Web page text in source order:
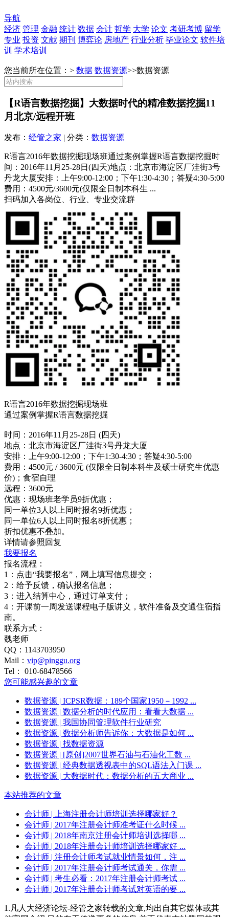
导航
经济 管理 金融 统计 数据 会计 哲学 大学 论文 考研考博 留学
专业 投资 文献 期刊 博弈论 房地产 行业分析 毕业论文 软件培
训 学术培训
您当前所在位置：> 数据 数据资源>>数据资源
【R语言数据挖掘】大数据时代的精准数据挖掘11
月北京/远程开班
发布： 经管之家 | 分类： 数据资源
R语言2016年数据挖掘现场班通过案例掌握R语言数据挖掘时
间：2016年11月25-28日(四天)地点：北京市海淀区厂洼街3号
丹龙大厦安排：上午9:00-12:00；下午1:30-4:30；答疑4:30-5:00
费用：4500元/3600元(仅限全日制本科生 ...
扫码加入各岗位、行业、专业交流群
R语言2016年数据挖掘现场班
通过案例掌握R语言数据挖掘
时间 ：2016年11月25-28日 (四天)
地点：北京市海淀区厂洼街3号丹龙大厦
安排：上午9:00-12:00；下午1:30-4:30；答疑4:30-5:00
费用：4500元 / 3600元 (仅限全日制本科生及硕士研究生优惠
价)；食宿自理
远程：3600元
优惠：现场班老学员9折优惠；
同一单位3人以上同时报名9折优惠；
同一单位6人以上同时报名8折优惠；
折扣优惠不叠加。
详情请参照回复
我要报名
报名流程：
1：点击“我要报名”，网上填写信息提交；
2：给予反馈，确认报名信息；
3：进入结算中心，通过订单支付；
4：开课前一周发送课程电子版讲义，软件准备及交通住宿指
南。
联系方式：
魏老师
QQ：1143703950
Mail： vip@pinggu.org
Tel： 010-68478566
您可能感兴趣的文章
数据资源 | ICPSR数据：189个国家1950－1992 ...
数据资源 | 数据分析的时代应用：看看大数据 ...
数据资源 | 我国协同管理软件行业研究
数据资源 | 数据分析师告诉你：大数据是如何 ...
数据资源 | 找数据资源
数据资源 | [原创]2007世界石油与石油化工数 ...
数据资源 | 经典数据透视表中的SQL语法入门课 ...
数据资源 | 大数据时代：数据分析的五大商业 ...
本站推荐的文章
会计师 | 上海注册会计师培训选择哪家好？
会计师 | 2017年注册会计师准考证什么时候 ...
会计师 | 2018年南京注册会计师培训选择哪 ...
会计师 | 2018年注册会计师培训选择哪家好 ...
会计师 | 注册会计师考试就业情景如何，注 ...
会计师 | 2017年注册会计师考试通关，你需 ...
会计师 | 考生必看：2017年注册会计师考试 ...
会计师 | 2017年注册会计师考试对英语的要 ...
1.凡人大经济论坛-经管之家转载的文章,均出自其它媒体或其